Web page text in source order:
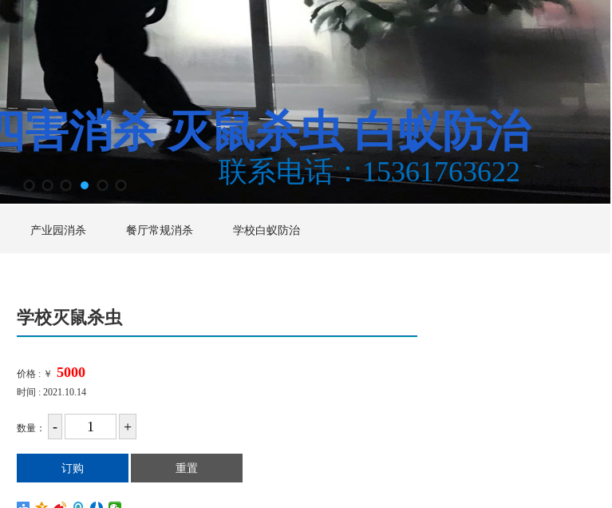
害消杀灭鼠杀虫白蚁防治
联系电话：15361763622
产业园消杀 餐厅常规消杀 学校白蚁防治
学校灭鼠杀虫
价格 : ￥
时间 : 2021.10.14
数量：